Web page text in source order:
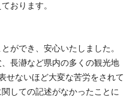
おります。
ができ、安心いたしました。
長瀞など県内の多くの観光地
せないほど大変な苦労をされて
しての記述がなかったことに